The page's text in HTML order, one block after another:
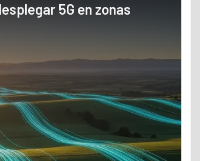
5G en zonas